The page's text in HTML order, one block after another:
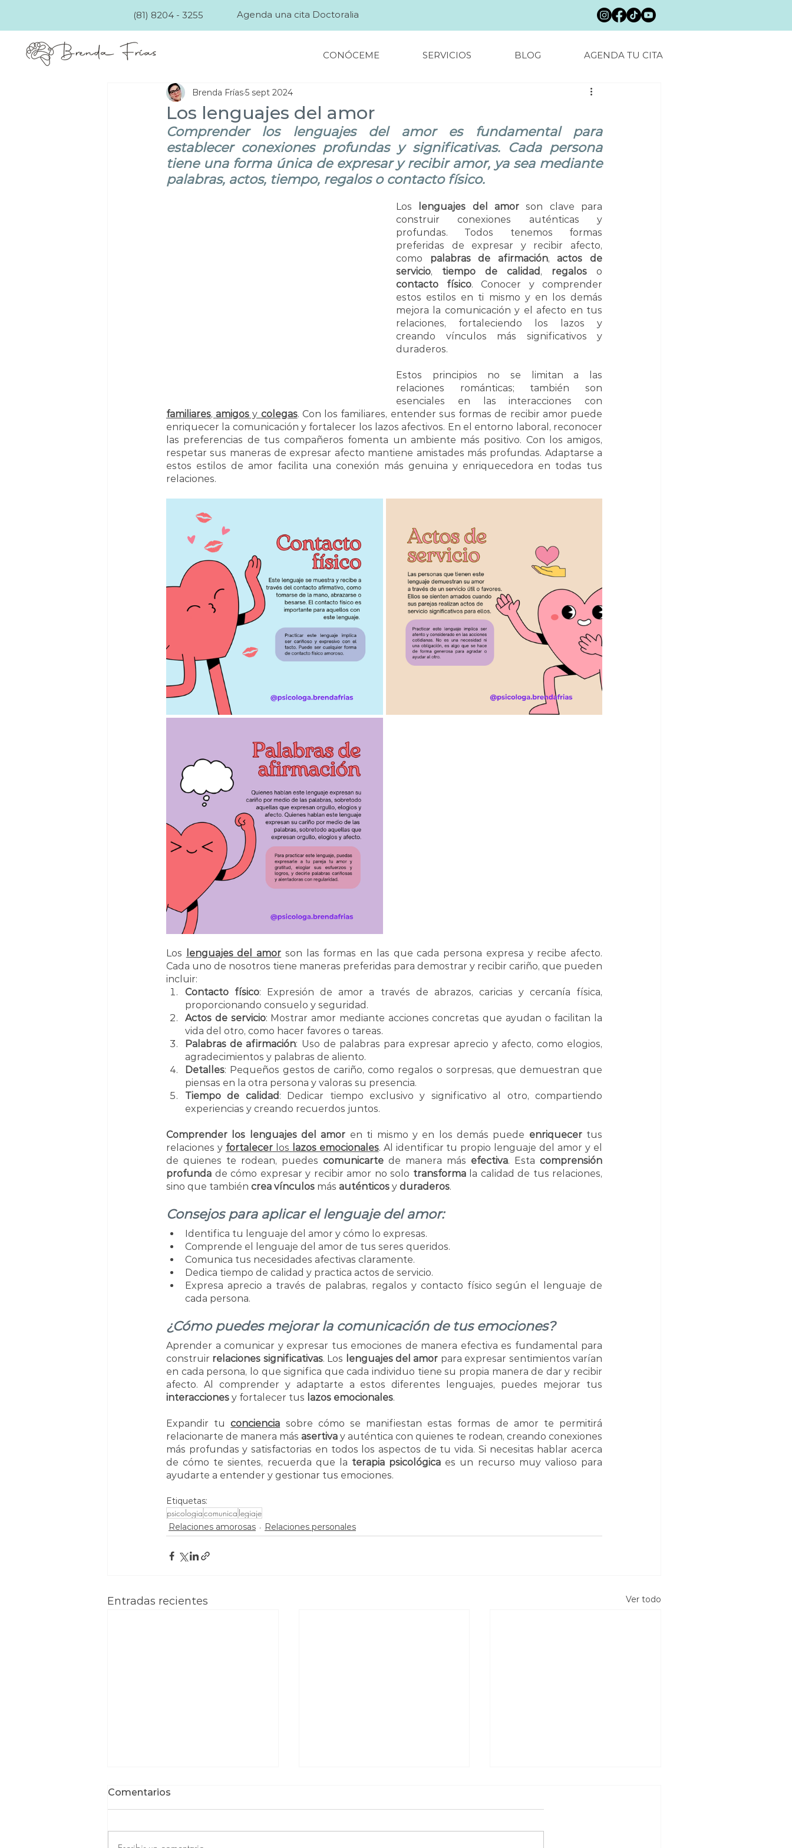
(81) 8204 - 3255 Agenda una cita Doctoralia
CONÓCEME SERVICIOS BLOG AGENDA TU CITA
Los lenguajes del amor
Brenda Frías5 sept 2024
Comprender los lenguajes del amor es fundamental para
establecer conexiones profundas y significativas. Cada persona
tiene una forma única de expresar y recibir amor, ya sea mediante
palabras, actos, tiempo, regalos o contacto físico.
Los lenguajes del amor son clave para
construir conexiones auténticas y
profundas. Todos tenemos formas
preferidas de expresar y recibir afecto,
como palabras de afirmación, actos de
servicio, tiempo de calidad , regalos
contacto físico. Conocer y comprender
estos estilos en ti mismo y en los demás
mejora la comunicación y el afecto en tus
relaciones, fortaleciendo los lazos y
creando vínculos más significativos y
duraderos.
Estos principios no se limitan a las
relaciones románticas; también son
familiares, amigos y colegas. Con los familiares, entender sus formas de recibir amor puede
enriquecer la comunicación y fortalecer los lazos afectivos. En el entorno laboral, reconocer
las preferencias de tus compañeros fomenta un ambiente más positivo. Con los amigos,
respetar sus maneras de expresar afecto mantiene amistades más profundas. Adaptarse a
estos estilos de amor facilita una conexión más genuina y enriquecedora en todas tus
relaciones.
Los lenguajes del amor son las formas en las que cada persona expresa y recibe afecto.
Cada uno de nosotros tiene maneras preferidas para demostrar y recibir cariño, que pueden
incluir:
Contacto físico: Expresión de amor a través de abrazos, caricias y cercanía física,
proporcionando consuelo y seguridad.
Actos de servicio: Mostrar amor mediante acciones concretas que ayudan o facilitan la
vida del otro, como hacer favores o tareas.
Palabras de afirmación: Uso de palabras para expresar aprecio y afecto, como elogios,
agradecimientos y palabras de aliento.
Detalles: Pequeños gestos de cariño, como regalos o sorpresas, que demuestran que
piensas en la otra persona y valoras su presencia.
Tiempo de calidad : Dedicar tiempo exclusivo y significativo al otro, compartiendo
experiencias y creando recuerdos juntos.
Comprender los lenguajes del amor en ti mismo y en los demás puede enriquecer tus
relaciones y fortalecer los lazos emocionales. Al identificar tu propio lenguaje del amor y el
de quienes te rodean, puedes comunicarte de manera más efectiva. Esta comprensión
profunda de cómo expresar y recibir amor no solo transforma la calidad de tus relaciones,
sino que también crea vínculos más auténticos y duraderos.
Consejos para aplicar el lenguaje del amor:
Identifica tu lenguaje del amor y cómo lo expresas.
Comprende el lenguaje del amor de tus seres queridos.
Comunica tus necesidades afectivas claramente.
Dedica tiempo de calidad y practica actos de servicio.
Expresa aprecio a través de palabras, regalos y contacto físico según el lenguaje de
cada persona.
¿Cómo puedes mejorar la comunicación de tus emociones?
Aprender a comunicar y expresar tus emociones de manera efectiva es fundamental para
construir relaciones significativas. Los lenguajes del amor para expresar sentimientos varían
en cada persona, lo que significa que cada individuo tiene su propia manera de dar y recibir
interacciones y fortalecer tus lazos emocionales.
Expandir tu conciencia sobre cómo se manifiestan estas formas de amor te permitirá
relacionarte de manera más asertiva y auténtica con quienes te rodean, creando conexiones
más profundas y satisfactorias en todos los aspectos de tu vida. Si necesitas hablar acerca
de cómo te sientes, recuerda que la terapia psicológica es un recurso muy valioso para
ayudarte a entender y gestionar tus emociones.
Etiquetas:
psicologiacomunica legiaje
Relaciones amorosas Relaciones personales
Entradas recientes Ver todo
Comentarios